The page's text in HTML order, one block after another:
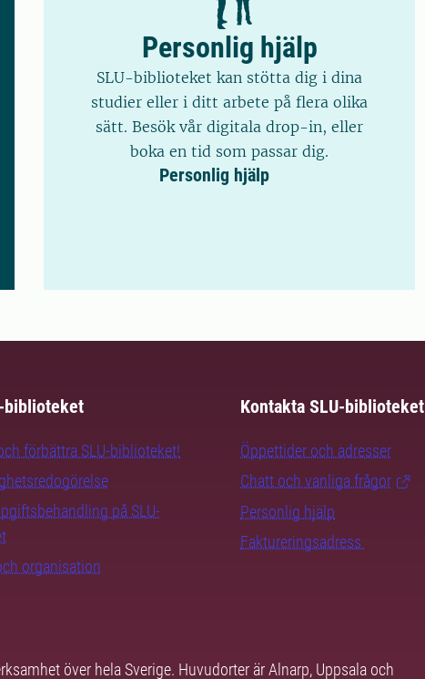
Personlig hjälp
SLU-biblioteket kan stötta dig i dina
studier eller i ditt arbete på flera olika
sätt. Besök vår digitala drop-in, eller
boka en tid som passar dig.
Personlig hjälp
biblioteket
förbättra SLU-biblioteket!
på SLU-
organisation
Kontakta SLU-biblioteket
Öppettider och adresser
Chatt och vanliga frågor
Personlig hjälp
Faktureringsadress
över hela Sverige. Huvudorter är Alnarp, Uppsala och